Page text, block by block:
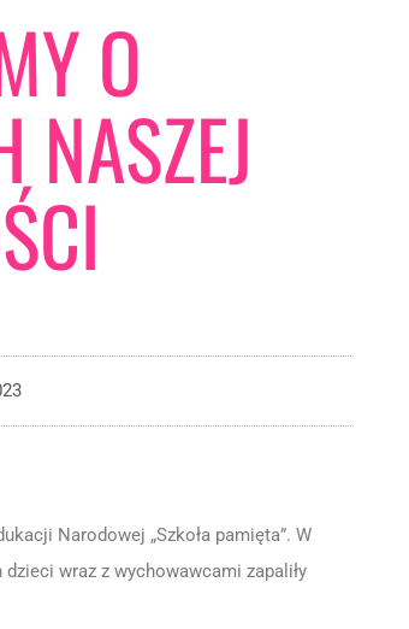
O
NASZEJ
Narodowej „Szkoła pamięta”. W
wraz z wychowawcami zapaliły